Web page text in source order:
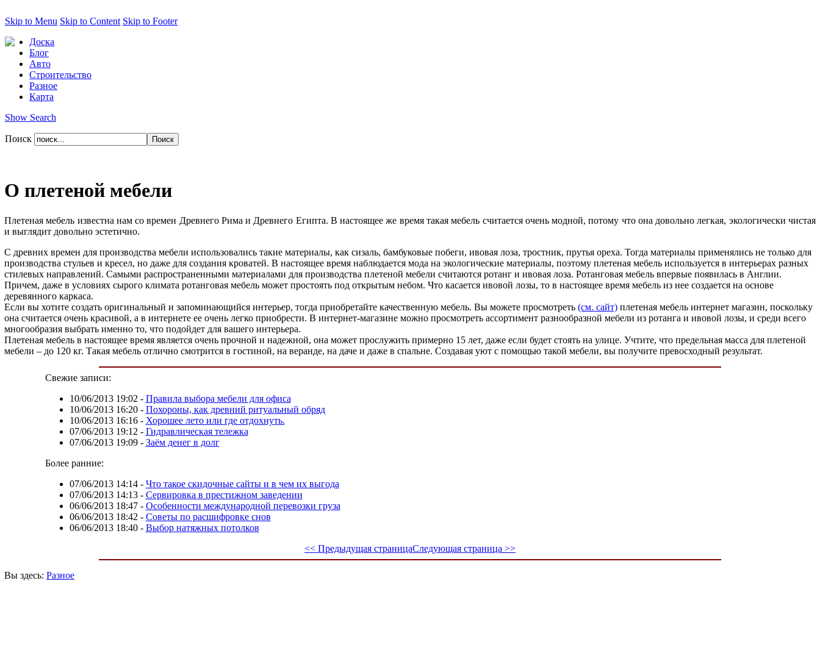
Skip to Menu Skip to Content Skip to Footer
Доска
Блог
Авто
Строительство
Разное
Карта
Show Search
Поиск
О плетеной мебели
Плетеная мебель известна нам со времен Древнего Рима и Древнего Египта. В настоящее же время такая мебель считается очень модной, потому что она довольно легкая, экологически чистая
и выглядит довольно эстетично.
С древних времен для производства мебели использовались такие материалы, как сизаль, бамбуковые побеги, ивовая лоза, тростник, прутья ореха. Тогда материалы применялись не только для
производства стульев и кресел, но даже для создания кроватей. В настоящее время наблюдается мода на экологические материалы, поэтому плетеная мебель используется в интерьерах разных
стилевых направлений. Самыми распространенными материалами для производства плетеной мебели считаются ротанг и ивовая лоза. Ротанговая мебель впервые появилась в Англии.
Причем, даже в условиях сырого климата ротанговая мебель может простоять под открытым небом. Что касается ивовой лозы, то в настоящее время мебель из нее создается на основе
деревянного каркаса.
Если вы хотите создать оригинальный и запоминающийся интерьер, тогда приобретайте качественную мебель. Вы можете просмотреть (см. сайт) плетеная мебель интернет магазин, поскольку
она считается очень красивой, а в интернете ее очень легко приобрести. В интернет-магазине можно просмотреть ассортимент разнообразной мебели из ротанга и ивовой лозы, и среди всего
многообразия выбрать именно то, что подойдет для вашего интерьера.
Плетеная мебель в настоящее время является очень прочной и надежной, она может прослужить примерно 15 лет, даже если будет стоять на улице. Учтите, что предельная масса для плетеной
мебели – до 120 кг. Такая мебель отлично смотрится в гостиной, на веранде, на даче и даже в спальне. Создавая уют с помощью такой мебели, вы получите превосходный результат.
Свежие записи:
10/06/2013 19:02 - Правила выбора мебели для офиса
10/06/2013 16:20- Похороны, как древний ритуальный обряд
10/06/2013 16:16- Хорошее лето или где отдохнуть.
07/06/2013 19:12 - Гидравлическая тележка
07/06/2013 19:09- Заём денег в долг
Более ранние:
07/06/2013 14:14- Что такое скидочные сайты и в чем их выгода
07/06/2013 14:13- Сервировка в престижном заведении
06/06/2013 18:47- Особенности международной перевозки груза
06/06/2013 18:42 - Советы по расшифровке снов
06/06/2013 18:40- Выбор натяжных потолков
<< Предыдущая страницаСледующая страница >>
Вы здесь: Разное